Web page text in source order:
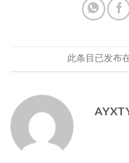
此条目已发布